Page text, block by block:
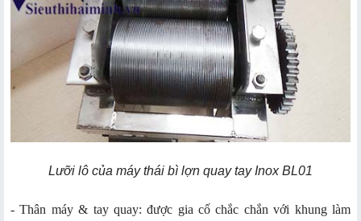
Lưỡi lô của máy thái bì lợn quay tay Inox BL01
- Thân máy & tay quay: được gia cố chắc chắn với khung làm